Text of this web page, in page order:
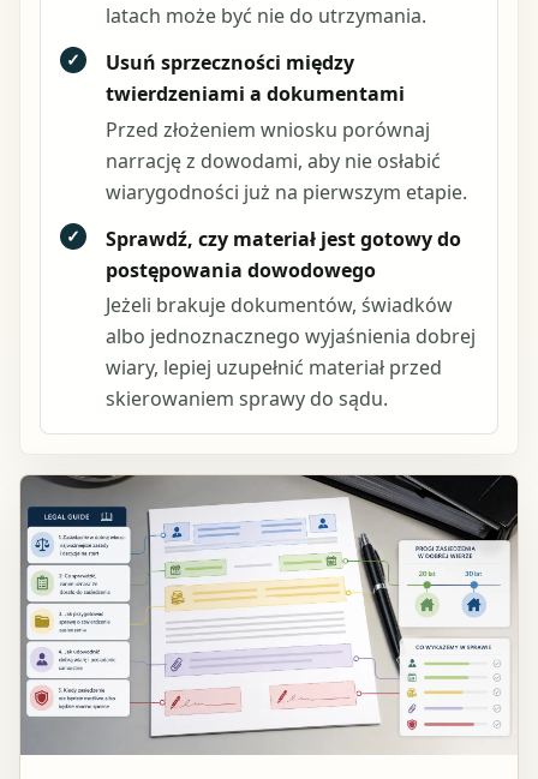
latach może być nie do utrzymania.
✓
Usuń sprzeczności między
twierdzeniami a dokumentami
Przed złożeniem wniosku porównaj
narrację z dowodami, aby nie osłabić
wiarygodności już na pierwszym etapie.
✓
Sprawdź, czy materiał jest gotowy do
postępowania dowodowego
Jeżeli brakuje dokumentów, świadków
albo jednoznacznego wyjaśnienia dobrej
wiary, lepiej uzupełnić materiał przed
skierowaniem sprawy do sądu.